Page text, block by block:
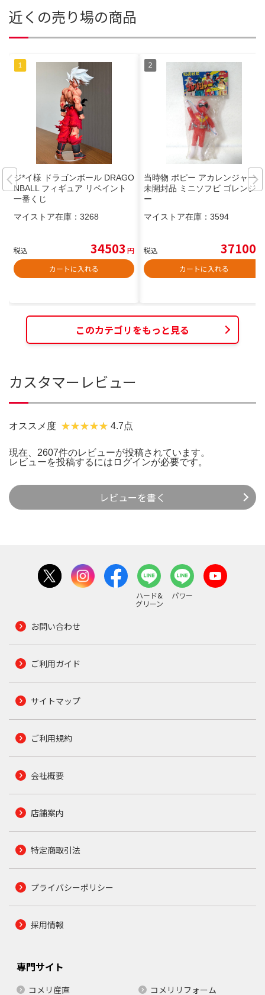
近くの売り場の商品
ジ*イ様 ドラゴンボール DRAGO
NBALL フィギュア リペイント
一番くじ
マイストア在庫： 3268
税込 34503 円
カートに入れる
当時物 ポピー アカレンジャー
未開封品 ミニソフビ ゴレンジャ
ー
マイストア在庫： 3594
税込 37100
カートに入れる
このカテゴリをもっと見る
カスタマーレビュー
オススメ度 4.7点
現在、2607件のレビューが投稿されています。
レビューを投稿するには ログインが必要です。
レビューを書く
ハード&
グリーン
パワー
お問い合わせ
ご利用ガイド
サイトマップ
ご利用規約
会社概要
店舗案内
特定商取引法
プライバシーポリシー
採用情報
専門サイト
コメリ産直 コメリリフォーム